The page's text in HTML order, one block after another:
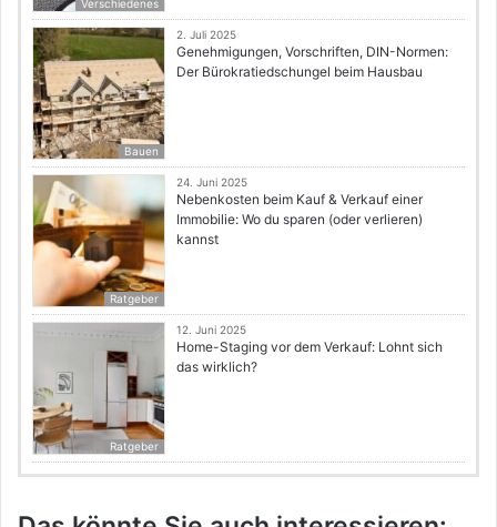
Verschiedenes
Bauen
2. Juli 2025
Genehmigungen, Vorschriften, DIN-Normen:
Der Bürokratiedschungel beim Hausbau
Ratgeber
24. Juni 2025
Nebenkosten beim Kauf & Verkauf einer
Immobilie: Wo du sparen (oder verlieren)
kannst
Ratgeber
12. Juni 2025
Home-Staging vor dem Verkauf: Lohnt sich
das wirklich?